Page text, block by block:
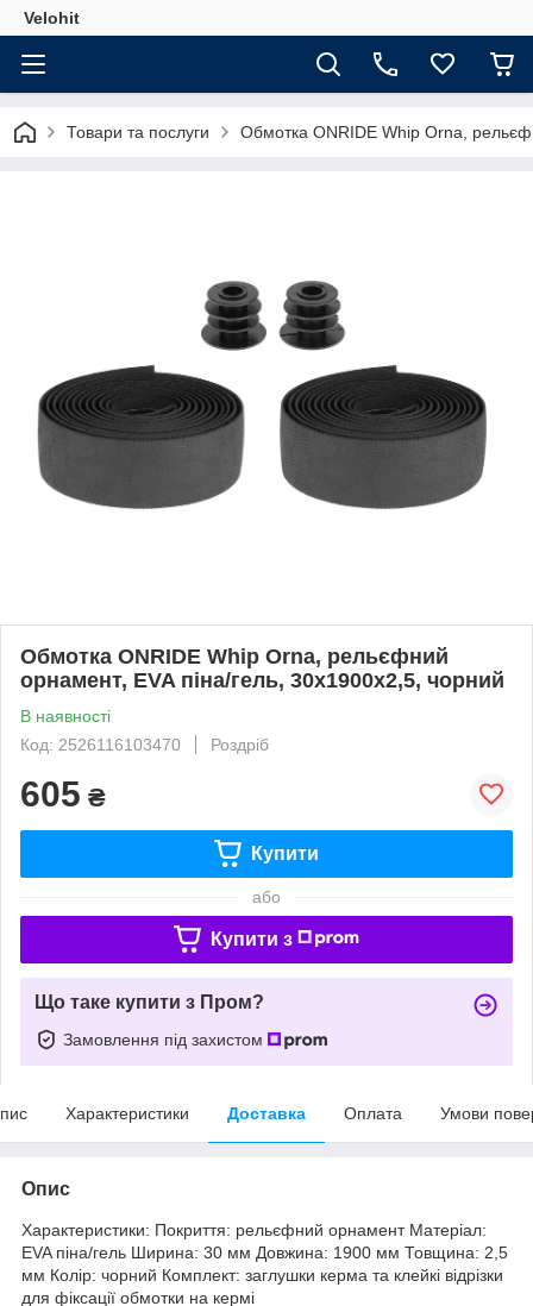
Velohit
Товари та послуги Обмотка ONRIDE Whip Orna,
Обмотка ONRIDE Whip Orna, рельєфний
орнамент, EVA піна/гель, 30x1900x2,5, чорний
В наявності
Код: 2526116103470
Роздріб
605 ₴
Купити
або
Купити з
Що таке купити з Пром?
Замовлення під захистом
Характеристики Доставка Оплата Умови
Опис
Характеристики: Покриття: рельєфний орнамент Матеріал:
EVA піна/гель Ширина: 30 мм Довжина: 1900 мм Товщина: 2,5
мм Колір: чорний Комплект: заглушки керма та клейкі відрізки
для фіксації обмотки на кермі